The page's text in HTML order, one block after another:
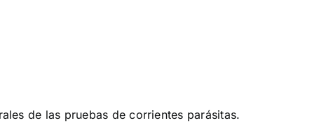
de las pruebas de corrientes parásitas.